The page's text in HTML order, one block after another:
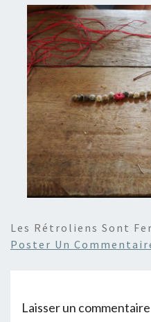
Les Rétroliens Sont
Poster Un
Laisser un commentaire